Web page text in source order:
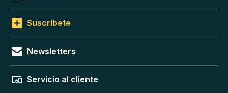
Suscríbete
Newsletters
Servicio al cliente